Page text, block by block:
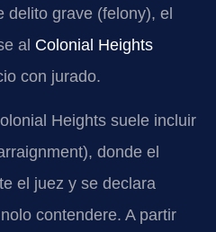
delito grave (felony), el
al Colonial Heights
con jurado.
Heights suele incluir
donde el
el juez y se declara
contendere. A partir